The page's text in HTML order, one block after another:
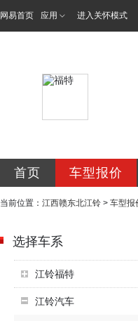
网易首页 应用 进入关怀模式
首页 车型报价
当前位置： 江西赣东北江铃 > 车型报
选择车系
江铃福特
江铃汽车